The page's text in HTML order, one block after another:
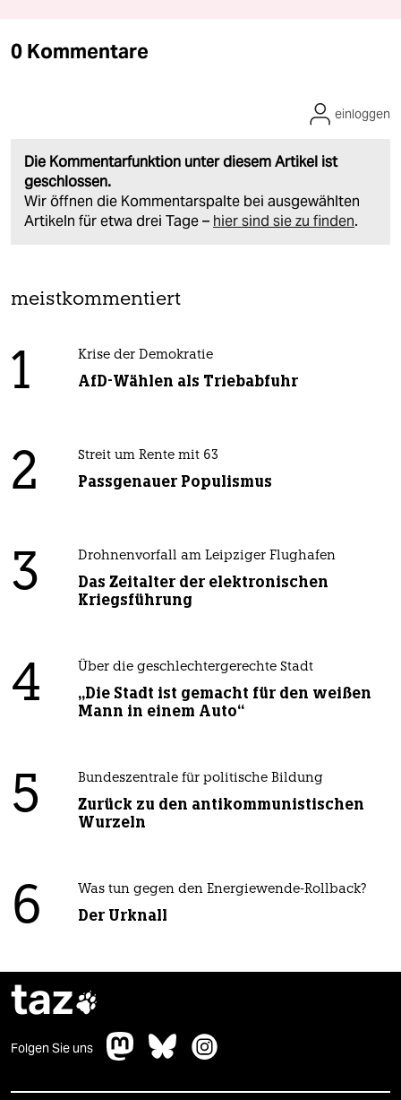
0 Kommentare
Die Kommentarfunktion unter diesem Artikel ist
geschlossen.
Wir öffnen die Kommentarspalte bei ausgewählten
Artikeln für etwa drei Tage – hier sind sie zu finden.
einloggen
meistkommentiert
1 Krise der Demokratie
AfD-Wählen als Triebabfuhr
2 Streit um Rente mit 63
Passgenauer Populismus
3 Drohnenvorfall am Leipziger Flughafen
Das Zeitalter der elektronischen
Kriegsführung
4 Über die geschlechtergerechte Stadt
„Die Stadt ist gemacht für den weißen
Mann in einem Auto“
5 Bundeszentrale für politische Bildung
Zurück zu den antikommunistischen
Wurzeln
6 Was tun gegen den Energiewende-Rollback?
Der Urknall
taz
Folgen Sie uns